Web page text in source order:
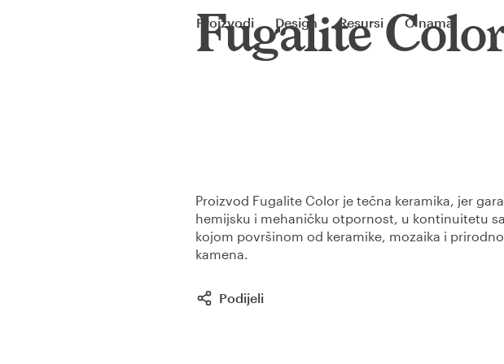
Proizvodi Design Resursi O nama
Fugalite
Proizvod Fugalite Color je tečna keramika, jer
hemijsku i mehaničku otpornost, u kontinuitetu
kojom površinom od keramike, mozaika i
kamena.
Podijeli